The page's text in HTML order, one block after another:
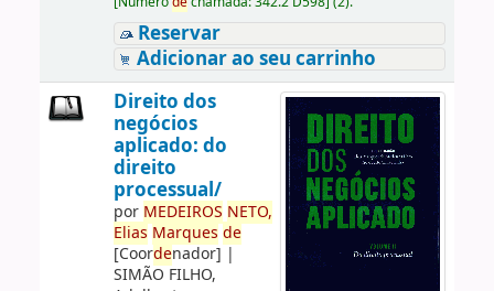
Reservar
Adicionar ao seu carrinho
Direito dos
negócios
aplicado: do
direito
processual/
por MEDEIROS NETO,
Elias Marques de
[Coordenador] |
SIMÃO FILHO,